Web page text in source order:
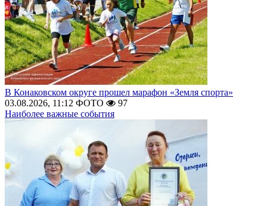
В Конаковском округе прошел марафон «Земля спорта»
03.08.2026, 11:12 ФОТО
97
Наиболее важные события